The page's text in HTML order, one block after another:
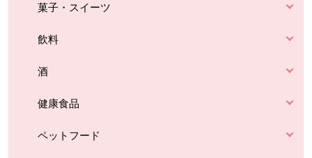
菓子・スイーツ
飲料
酒
健康食品
ペットフード